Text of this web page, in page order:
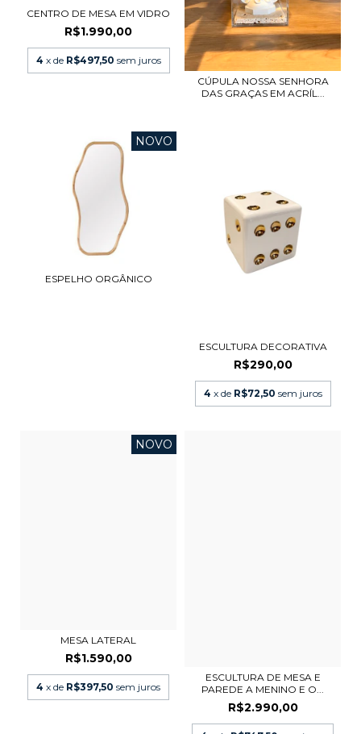
CENTRO DE MESA EM VIDRO
R$1.990,00
4 x de R$497,50 sem juros
CÚPULA NOSSA SENHORA
DAS GRAÇAS EM ACRÍL...
NOVO
ESPELHO ORGÂNICO
ESCULTURA DECORATIVA
R$290,00
4 x de R$72,50 sem juros
NOVO
MESA LATERAL
R$1.590,00
4 x de R$397,50 sem juros
ESCULTURA DE MESA E
PAREDE A MENINO E O...
R$2.990,00